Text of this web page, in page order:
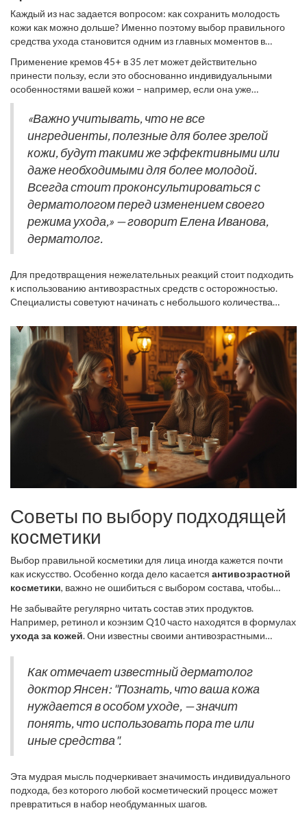
Каждый из нас задается вопросом: как сохранить молодость
кожи как можно дольше? Именно поэтому выбор правильного
средства ухода становится одним из главных моментов в
обещает снижение признаков старения, улучшение текстуры
кожи и предотвращение новых морщин. Такие продукты часто
содержат высококонцентрированные активные ингредиенты,
восстановлением коллагена и увлажнением. Но стоит ли
использовать подобные средства в 35 лет? По мнению
экспертов, необходимо учитывать состояние и тип кожи
конкретного человека, а не руководствоваться лишь числом на
упаковке.
Применение кремов 45+ в 35 лет может действительно
принести пользу, если это обоснованно индивидуальными
особенностями вашей кожи – например, если она уже
испытывает дефицит влаги или находится под стрессом из-за
влияния внешних факторов. Средства, нацеленные на зрелую
кожу, часто содержат больший уровень питательных веществ и
увлажняющих компонентов, что поможет бороться с первыми
проявлениями старения. Однако важно помнить, что
чрезмерное использование тяжелых и насыщенных формул
без необходимости может привести к обратному эффекту: кожа
станет более жирной или даже раздраженной.
«Важно учитывать, что не все
ингредиенты, полезные для более зрелой
кожи, будут такими же эффективными или
даже необходимыми для более молодой.
Всегда стоит проконсультироваться с
дерматологом перед изменением своего
режима ухода,» — говорит Елена Иванова,
дерматолог.
Для предотвращения нежелательных реакций стоит подходить
к использованию антивозрастных средств с осторожностью.
Специалисты советуют начинать с небольшого количества
положительные изменения, такие как улучшение эластичности
и уменьшение мелких морщин, это может означать, что
средство работает вашей зоне. Но если кожа начинает
покалывать или краснеть, возможно, стоит пересмотреть выбор
и подобрать менее агрессивный вариант. Таким образом,
пренебрегать вниманием к собственной коже не стоит, ведь
забота о ней сегодня – это залог красоты на будущее.
Советы по выбору подходящей
косметики
Выбор правильной косметики для лица иногда кажется почти
как искусство. Особенно когда дело касается антивозрастной
косметики, важно не ошибиться с выбором состава, чтобы
покупать крем 45+, важно точно определить, в каком состоянии
ваша кожа. Знаете ли вы, что вода имеет значение?
Оказывается, обезвоживание — частая проблема после 30 лет.
Именно поэтому стоит обращать внимание на кремы с
увлажняющими компонентами.
Не забывайте регулярно читать состав этих продуктов.
Например, ретинол и коэнзим Q10 часто находятся в формулах
ухода за кожей. Они известны своими антивозрастными
у ретинола есть побочные эффекты. Приходите к косметологу,
чтобы понять, как ваша кожа может на них отреагировать.
Как отмечает известный дерматолог
доктор Янсен: "Познать, что ваша кожа
нуждается в особом уходе, — значит
понять, что использовать пора те или
иные средства".
Эта мудрая мысль подчеркивает значимость индивидуального
подхода, без которого любой косметический процесс может
превратиться в набор необдуманных шагов.